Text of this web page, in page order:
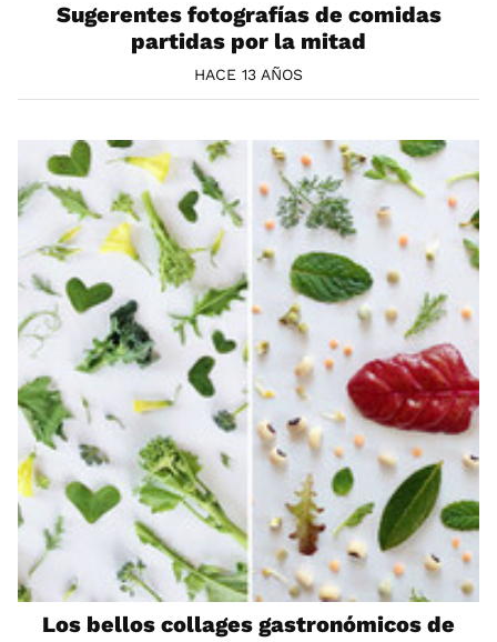
Sugerentes fotografías de comidas
partidas por la mitad
HACE 13 AÑOS
Los bellos collages gastronómicos de